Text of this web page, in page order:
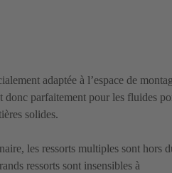
adaptée à l’espace de
donc parfaitement pour les fluides
solides.
les ressorts multiples sont hors
ressorts sont insensibles à